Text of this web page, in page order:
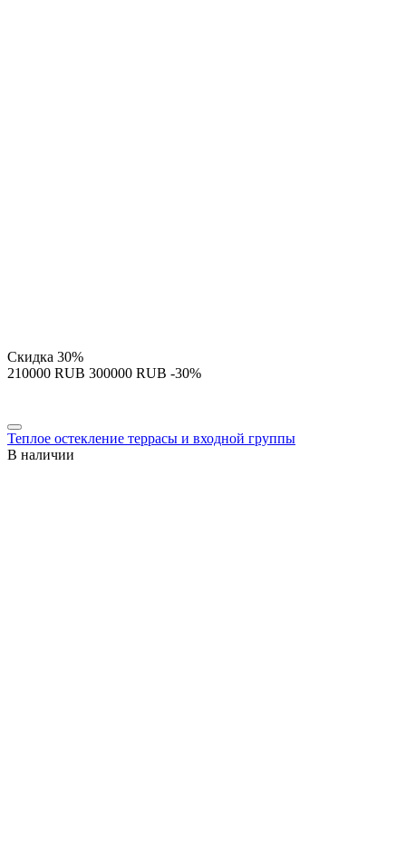
Скидка 30%
‍210000‍ RUB ‍300000‍ RUB -30%
Теплое остекление террасы и входной группы
В наличии